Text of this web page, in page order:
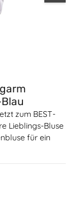
zum BEST-
Lieblings-Bluse
für ein